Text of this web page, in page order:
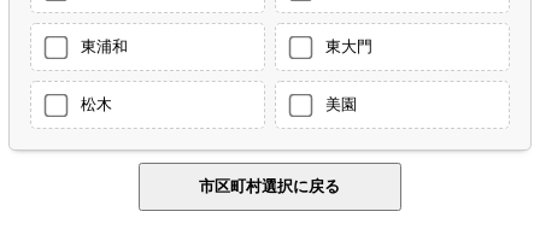
東浦和 東大門
松木 美園